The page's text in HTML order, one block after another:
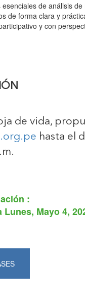
de análisis
de forma clara y
y con
de vida,
hasta el
:
Lunes, Mayo 4,